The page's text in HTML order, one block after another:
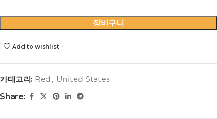
장바구니
Add to wishlist
카테고리: Red , United States
Share: